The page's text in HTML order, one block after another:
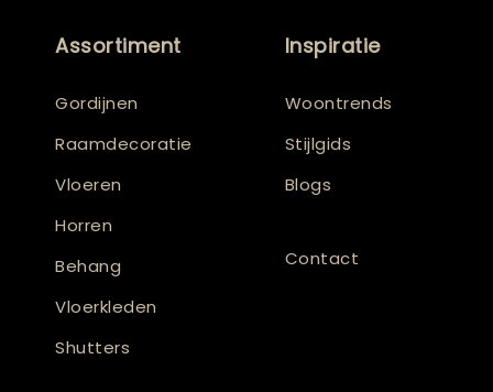
Assortiment
Gordijnen
Raamdecoratie
Vloeren
Horren
Behang
Vloerkleden
Shutters
Inspiratie
Woontrends
Stijlgids
Blogs
Contact